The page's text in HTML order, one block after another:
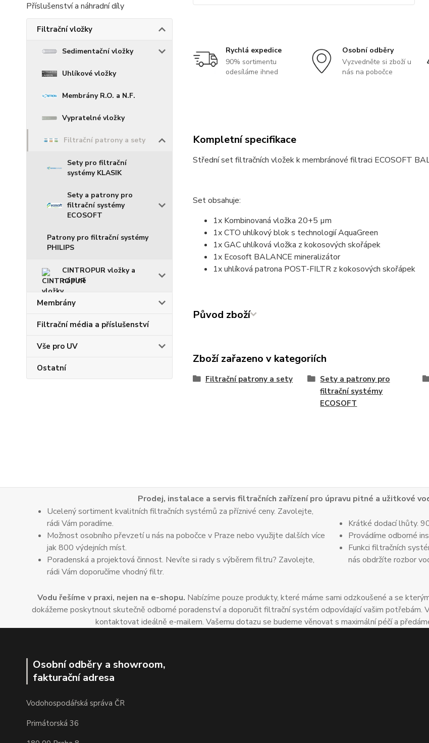
Příslušenství a náhradní díly
Filtrační vložky
Sedimentační vložky
Uhlíkové vložky
Membrány R.O. a N.F.
Vypratelné vložky
Filtrační patrony a sety
Sety pro filtrační
systémy KLASIK
Sety a patrony pro
filtrační systémy
ECOSOFT
Patrony pro filtrační systémy
PHILIPS
CINTROPUR vložky a
náplně
Membrány
Filtrační média a příslušenství
Vše pro UV
Ostatní
Rychlá expedice
90% sortimentu
odesíláme ihned
Osobní odběry
Vyzvedněte si zboží u
nás na pobočce
Kompletní specifikace
Střední set filtračních vložek k membránové filtraci ECOSOFT
Set obsahuje:
1x Kombinovaná vložka 20+5 µm
1x CTO uhlíkový blok s technologií AquaGreen
1x GAC uhlíková vložka z kokosových skořápek
1x Ecosoft BALANCE mineralizátor
1x uhlíková patrona POST-FILTR z kokosových skořápek
Původ zboží
Zboží zařazeno v kategoriích
Filtrační patrony a sety
Sety a patrony pro
filtrační systémy
ECOSOFT
Prodej, instalace a servis filtračních zařízení pro úpravu pitné a užitkové
Ucelený sortiment kvalitních filtračních systémů za příznivé ceny. Zavolejte,
rádi Vám poradíme.
Možnost osobního převzetí u nás na pobočce v Praze nebo využijte dalších více
jak 800 výdejních míst.
Poradenská a projektová činnost. Nevíte si rady s výběrem filtru? Zavolejte,
rádi Vám doporučíme vhodný filtr.
Krátké dodací lhůty.
Provádíme odborné
Funkci filtračních
nás obdržíte rozbor
Vodu řešíme v praxi, nejen na e-shopu. Nabízíme pouze produkty, které máme sami odzkoušené a se
dokážeme poskytnout skutečně odborné poradenství a doporučit filtrační systém odpovídající vašim potřebám.
kontaktovat ideálně e-mailem. Vašemu dotazu se budeme věnovat s maximální péčí a
Osobní odběry a showroom,
fakturační adresa
Vodohospodářská správa ČR
Primátorská 36